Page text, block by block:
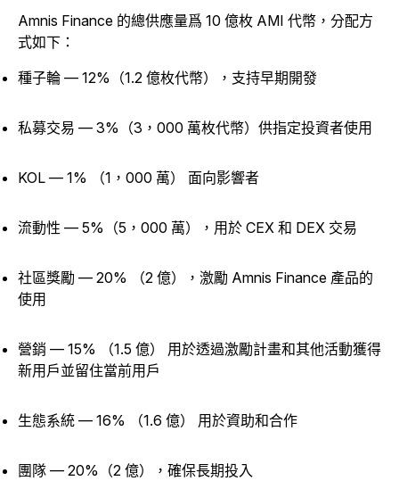
Amnis Finance 的總供應量爲 10 億枚 AMI 代幣，分配方
式如下：
種子輪 — 12%（1.2 億枚代幣），支持早期開發
私募交易 — 3%（3，000 萬枚代幣）供指定投資者使用
KOL — 1% （1，000 萬） 面向影響者
流動性 — 5%（5，000 萬），用於 CEX 和 DEX 交易
社區獎勵 — 20% （2 億），激勵 Amnis Finance 產品的
使用
營銷 — 15% （1.5 億） 用於透過激勵計畫和其他活動獲得
新用戶並留住當前用戶
生態系統 — 16% （1.6 億） 用於資助和合作
團隊 — 20%（2 億），確保長期投入